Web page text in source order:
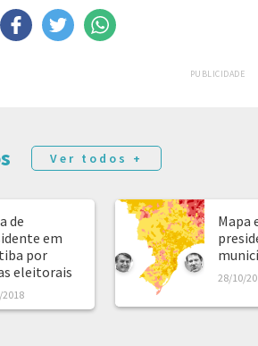
PUBLICIDADE
Ver todos +
de
em
por
eleitorais
Mapa
28/10/